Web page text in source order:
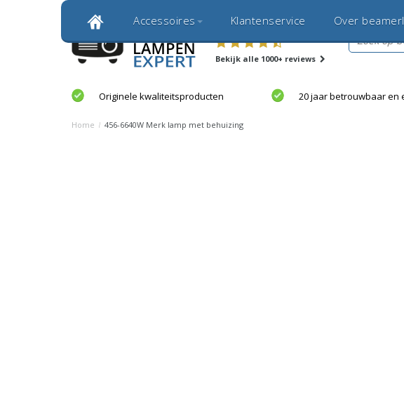
Klantbeoordeling 9,0
Bekijk alle 1000+ reviews
Accessoires Klantenservice Over
Originele kwaliteitsproducten 20 jaar betrouwbaar en
Home / 456-6640W Merk lamp met behuizing
klantenservice